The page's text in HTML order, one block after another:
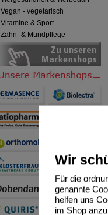
Wir
Für die
genannte
helfen uns
im Shop
Vegan - vegetarisch
Vitamine & Sport
Zahn- & Mundpflege